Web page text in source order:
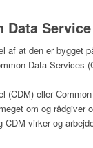
Data Service
af at den er bygget
Data
(CDM) eller
om og rådgiver
virker og